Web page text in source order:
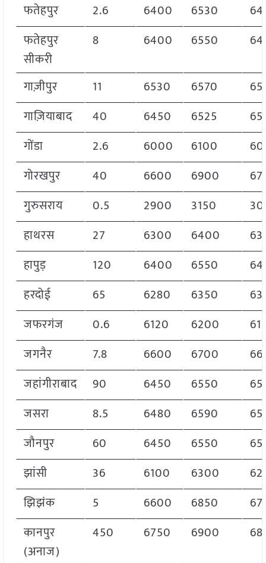
फतेहपुर
2.6 6400 6530
फतेहपुर
सीकरी
8 6400 6550
गाज़ीपुर 11 6530 6570
गाज़ियाबाद
40 6450 6525
गोंडा
2.6 6000 6100
गोरखपुर
40 6600 6900
गुरुसराय
0.5 2900 3150
हाथरस
27 6300 6400
हापुड़
120 6400 6550
हरदोई
65 6280 6350
जफरगंज
0.6 6120 6200
जगनैर
7.8 6600 6700
जहांगीराबाद
90 6450 6550
जसरा
8.5 6480 6590
जौनपुर
60 6450 6550
झांसी
36 6100 6300
झिझंक
5 6600 6850
कानपुर
(अनाज)
450 6750 6900